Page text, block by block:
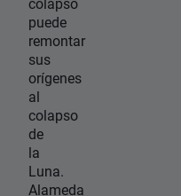
puede
remontar
sus
orígenes
al
colapso
de
la
Luna.
Alameda